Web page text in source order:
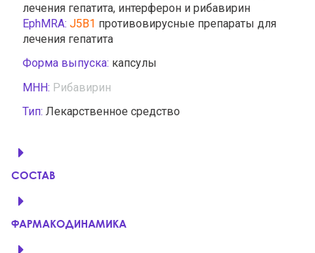
лечения гепатита, интерферон и рибавирин
EphMRA: J5B1 противовирусные препараты для
лечения гепатита
Форма выпуска: капсулы
МНН: Рибавирин
Тип: Лекарственное средство
СОСТАВ
ФАРМАКОДИНАМИКА